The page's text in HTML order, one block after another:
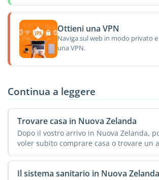
Ottieni una VPN
Naviga sul web in modo privato
una VPN.
Continua a leggere
Trovare casa in Nuova Zelanda
Dopo il vostro arrivo in Nuova Zelanda,
voler subito comprare casa o trovare un
Il sistema sanitario in Nuova Zelanda